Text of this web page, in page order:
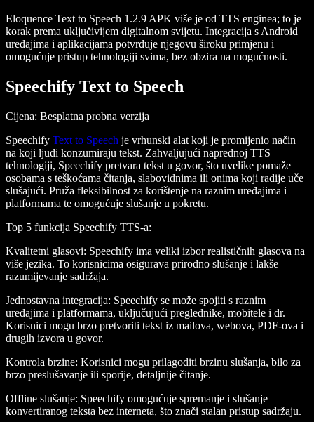
Eloquence Text to Speech 1.2.9 APK više je od TTS enginea; to je
korak prema uključivijem digitalnom svijetu. Integracija s Android
uređajima i aplikacijama potvrđuje njegovu široku primjenu i
omogućuje pristup tehnologiji svima, bez obzira na mogućnosti.
Speechify Text to Speech
Cijena: Besplatna probna verzija
Speechify Text to Speech je vrhunski alat koji je promijenio način
na koji ljudi konzumiraju tekst. Zahvaljujući naprednoj TTS
tehnologiji, Speechify pretvara tekst u govor, što uvelike pomaže
osobama s teškoćama čitanja, slabovidnima ili onima koji radije uče
slušajući. Pruža fleksibilnost za korištenje na raznim uređajima i
platformama te omogućuje slušanje u pokretu.
Top 5 funkcija Speechify TTS-a:
Kvalitetni glasovi: Speechify ima veliki izbor realističnih glasova na
više jezika. To korisnicima osigurava prirodno slušanje i lakše
razumijevanje sadržaja.
Jednostavna integracija: Speechify se može spojiti s raznim
uređajima i platformama, uključujući preglednike, mobitele i dr.
Korisnici mogu brzo pretvoriti tekst iz mailova, webova, PDF-ova i
drugih izvora u govor.
Kontrola brzine: Korisnici mogu prilagoditi brzinu slušanja, bilo za
brzo preslušavanje ili sporije, detaljnije čitanje.
Offline slušanje: Speechify omogućuje spremanje i slušanje
konvertiranog teksta bez interneta, što znači stalan pristup sadržaju.